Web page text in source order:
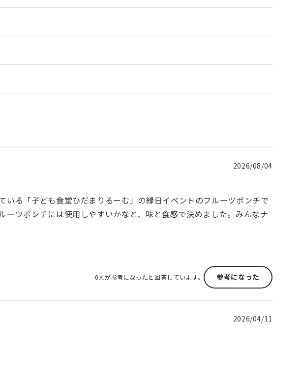
2026/08/04
いる「子ども食堂ひだまりるーむ」の縁日イベントのフルーツポンチで
ーツポンチには使用しやすいかなと、味と食感で決めました。みんなナ
0人が参考になったと回答しています。 参考になった
2026/04/11